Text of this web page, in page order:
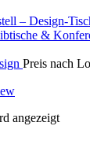
– Design-
&
Preis nach
angezeigt